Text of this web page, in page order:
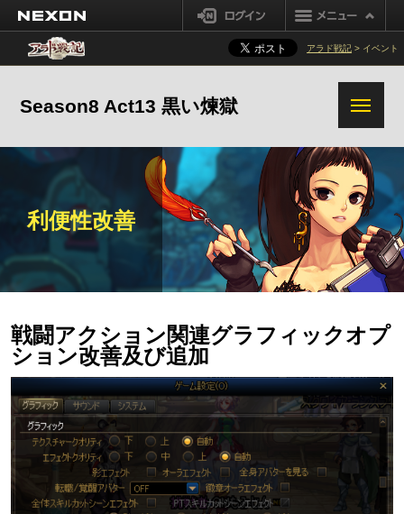
ログイン
アラド戦記 > イベント
Season8 Act13 黒い煉獄
利便性改善
戦闘アクション関連グラフィックオプ
ション改善及び追加